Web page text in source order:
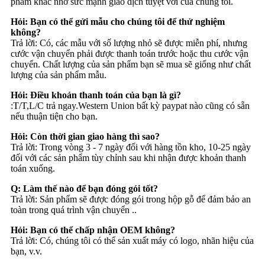
Hỏi: Bạn có thể gửi mẫu cho chúng tôi để thử nghiệm
không?
Trả lời: Có, các mẫu với số lượng nhỏ sẽ được miễn phí, nhưng
cước vận chuyển phải được thanh toán trước hoặc thu cước vận
chuyển. Chất lượng của sản phẩm bạn sẽ mua sẽ giống như chất
lượng của sản phẩm mẫu.
Hỏi: Điều khoản thanh toán của bạn là gì?
:T/T,L/C trả ngay.Western Union bất kỳ paypat nào cũng có sẵn
nếu thuận tiện cho bạn.
Hỏi: Còn thời gian giao hàng thì sao?
Trả lời: Trong vòng 3 - 7 ngày đối với hàng tồn kho, 10-25 ngày
đối với các sản phẩm tùy chỉnh sau khi nhận được khoản thanh
toán xuống.
Q: Làm thế nào để bạn đóng gói tốt?
Trả lời: Sản phẩm sẽ được đóng gói trong hộp gỗ để đảm bảo an
toàn trong quá trình vận chuyển ..
Hỏi: Bạn có thể chấp nhận OEM không?
Trả lời: Có, chúng tôi có thể sản xuất máy có logo, nhãn hiệu của
bạn, v.v.